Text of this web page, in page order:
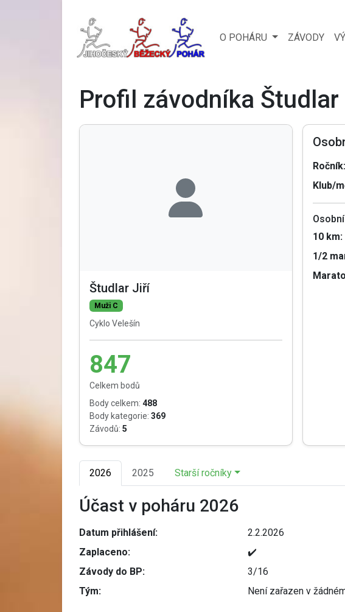
O POHÁRU ZÁVODY
Profil závodníka
Študlar Jiří
Muži C
Cyklo Velešín
847
Celkem bodů
Body celkem: 488
Body kategorie: 369
Závodů: 5
Ročník:
Klub/
10 km:
1/2
2026 2025 Starší ročníky
Účast v poháru 2026
Datum přihlášení:
2.2.2026
Zaplaceno:
✔️
Závody do BP:
3/16
Tým:
Není zařazen v